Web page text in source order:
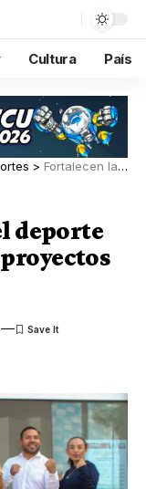
Cultura País
> Fortalecen la salud y el deporte en Puebla con nuevos proyectos colaborativos
deporte